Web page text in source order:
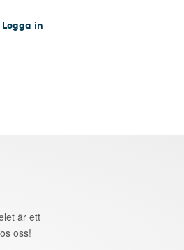
Logga in
är ett
oss!